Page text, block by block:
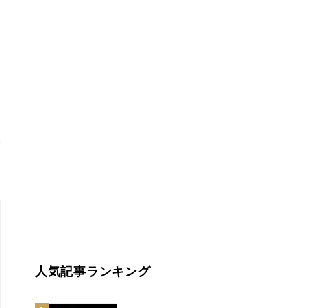
人気記事ランキング